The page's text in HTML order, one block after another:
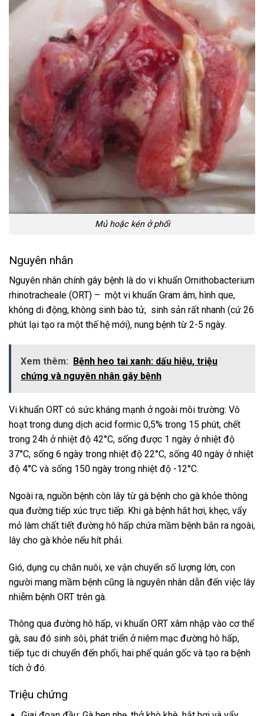
Mủ hoặc kén ở phổi
Nguyên nhân
Nguyên nhân chính gây bệnh là do vi khuẩn Ornithobacterium
rhinotracheale (ORT) – một vi khuẩn Gram âm, hình que,
không di động, không sinh bào tử, sinh sản rất nhanh (cứ 26
phút lại tạo ra một thế hệ mới), nung bệnh từ 2-5 ngày.
Xem thêm: Bệnh heo tai xanh: dấu hiệu, triệu
chứng và nguyên nhân gây bệnh
Vi khuẩn ORT có sức kháng mạnh ở ngoài môi trường: Vô
hoạt trong dung dịch acid formic 0,5% trong 15 phút, chết
trong 24h ở nhiệt độ 42°C, sống được 1 ngày ở nhiệt độ
37°C, sống 6 ngày trong nhiệt độ 22°C, sống 40 ngày ở nhiệt
độ 4°C và sống 150 ngày trong nhiệt độ -12°C.
Ngoài ra, nguồn bệnh còn lây từ gà bệnh cho gà khỏe thông
qua đường tiếp xúc trực tiếp. Khi gà bệnh hắt hơi, khẹc, vẩy
mỏ làm chất tiết đường hô hấp chứa mầm bệnh bắn ra ngoài,
lây cho gà khỏe nếu hít phải.
Gió, dụng cụ chăn nuôi, xe vận chuyển số lượng lớn, con
người mang mầm bệnh cũng là nguyên nhân dẫn đến việc lây
nhiễm bệnh ORT trên gà.
Thông qua đường hô hấp, vi khuẩn ORT xâm nhập vào cơ thể
gà, sau đó sinh sôi, phát triển ở niêm mạc đường hô hấp,
tiếp tục di chuyển đến phổi, hai phế quản gốc và tạo ra bệnh
tích ở đó.
Triệu chứng